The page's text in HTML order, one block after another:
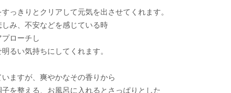
っきりとクリアして元気を出させてくれます。
み、不安などを感じている時
ローチし
るい気持ちにしてくれます。
ますが、爽やかなその香りから
を整える、お風呂に入れるとさっぱりとした